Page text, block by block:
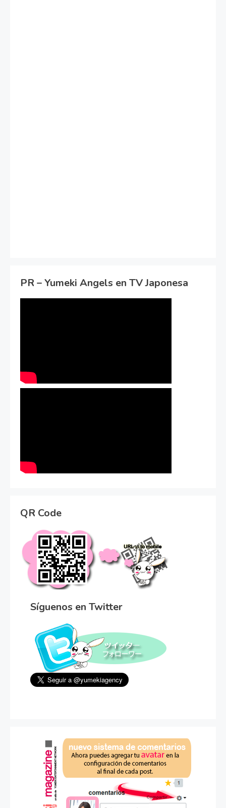
PR – Yumeki Angels en TV Japonesa
QR Code
Síguenos en Twitter